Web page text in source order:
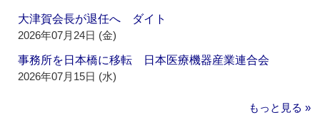
大津賀会長が退任へ ダイト
2026年07月24日 (金)
事務所を日本橋に移転 日本医療機器産業連合会
2026年07月15日 (水)
もっと見る »